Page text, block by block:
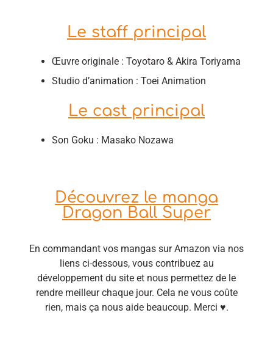
Le staff principal
Œuvre originale : Toyotaro & Akira Toriyama
Studio d’animation : Toei Animation
Le cast principal
Son Goku : Masako Nozawa
Découvrez le manga
Dragon Ball Super
En commandant vos mangas sur Amazon via nos
liens ci-dessous, vous contribuez au
développement du site et nous permettez de le
rendre meilleur chaque jour. Cela ne vous coûte
rien, mais ça nous aide beaucoup. Merci ♥.